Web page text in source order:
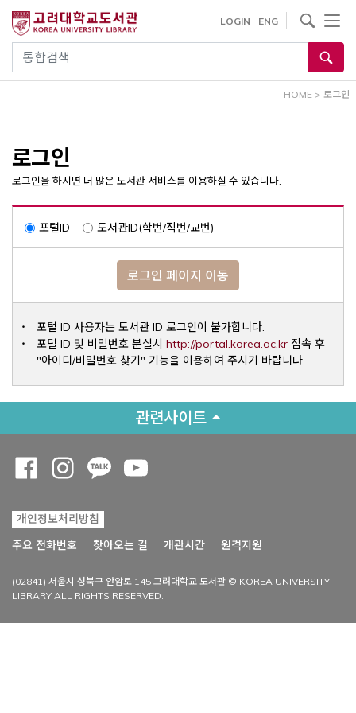
건
통합검색
LOGIN ENG
사이트내 검색
HOME > 로그인
로그인
로그인을 하시면 더 많은 도서관 서비스를 이용하실 수 있습니다.
포털ID 도서관ID(학번/직번/교번)
로그인 페이지 이동
포털 ID 사용자는 도서관 ID 로그인이 불가합니다.
포털 ID 및 비밀번호 분실시 http://portal.korea.ac.krOpens a
접속 후
"아이디/비밀번호 찾기" 기능을 이용하여 주시기 바랍니다.
관련사이트
개인정보처리방침
주요 전화번호
찾아오는 길 개관시간 원격지원
(02841) 서울시 성북구 안암로 145 고려대학교 도서관 © KOREA UNIVERSITY
LIBRARY ALL RIGHTS RESERVED.
Opens a new window
Opens a new window
Opens a new window